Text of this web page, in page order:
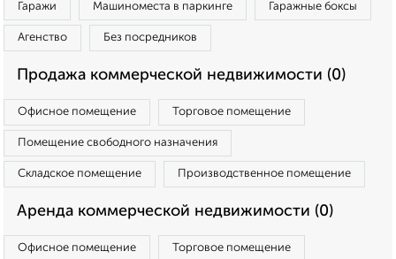
Гаражи Машиноместа в паркинге Гаражные боксы
Агенство Без посредников
Продажа коммерческой недвижимости (0)
Офисное помещение Торговое помещение
Помещение свободного назначения
Складское помещение Производственное помещение
Аренда коммерческой недвижимости (0)
Офисное помещение Торговое помещение